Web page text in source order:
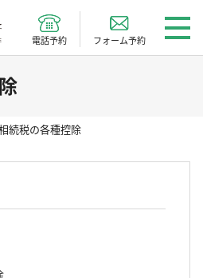
電話予約 フォーム予約
続税の各種控除